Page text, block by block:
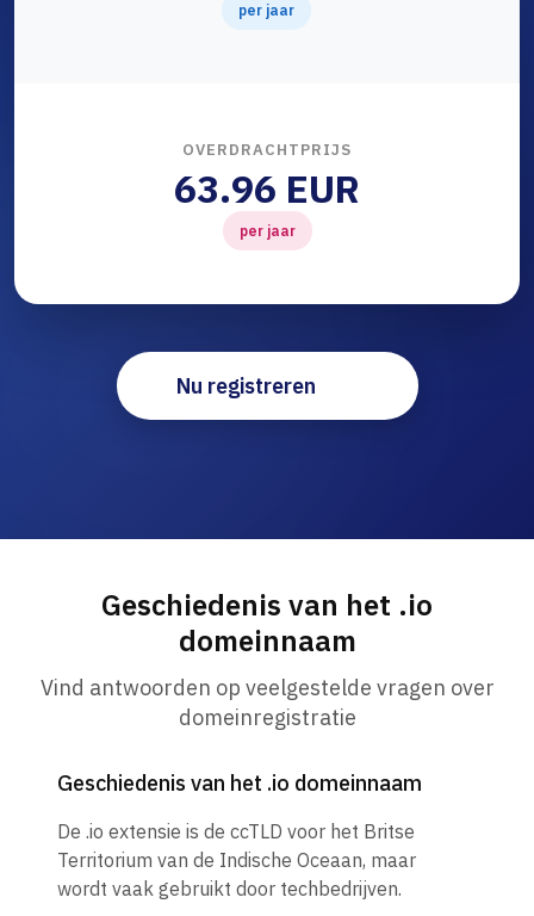
per jaar
OVERDRACHTPRIJS
63.96 EUR
per jaar
Nu registreren
Geschiedenis van het .io
domeinnaam
Vind antwoorden op veelgestelde vragen over
domeinregistratie
Geschiedenis van het .io domeinnaam
De .io extensie is de ccTLD voor het Britse
Territorium van de Indische Oceaan, maar
wordt vaak gebruikt door techbedrijven.